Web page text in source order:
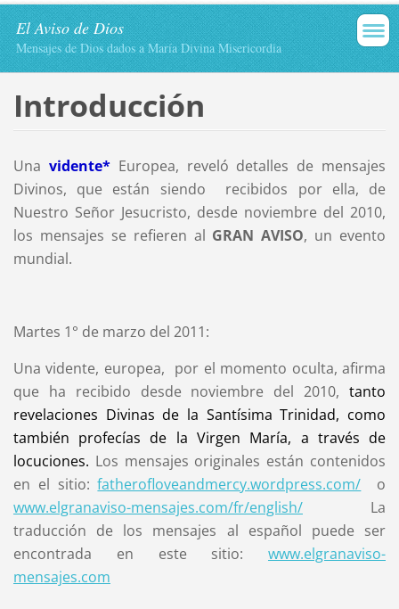
El Aviso de Dios
Mensajes de Dios dados a María Divina Misericordia
Introducción
Una vidente*Europea, reveló detalles de mensajes
Divinos, que están siendo recibidos por ella, de
Nuestro Señor Jesucristo, desde noviembre del 2010,
los mensajes se refieren al GRAN AVISO, un evento
mundial.
Martes 1° de marzo del 2011:
Una vidente, europea, por el momento oculta, afirma
que ha recibido desde noviembre del 2010,tanto
revelaciones Divinas de la Santísima Trinidad, como
también profecías de la Virgen María, a través de
locuciones. Los mensajes originales están contenidos
en el sitio:fatherofloveandmercy.wordpress.com/ o
www.elgranaviso-mensajes.com/fr/english/La
traducción de los mensajes al español puede ser
encontrada en este sitio:www.elgranaviso-
mensajes.com